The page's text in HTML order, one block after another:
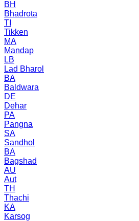
BH
Bhadrota
TI
Tikken
MA
Mandap
LB
Lad Bharol
BA
Baldwara
DE
Dehar
PA
Pangna
SA
Sandhol
BA
Bagshad
AU
Aut
TH
Thachi
KA
Karsog